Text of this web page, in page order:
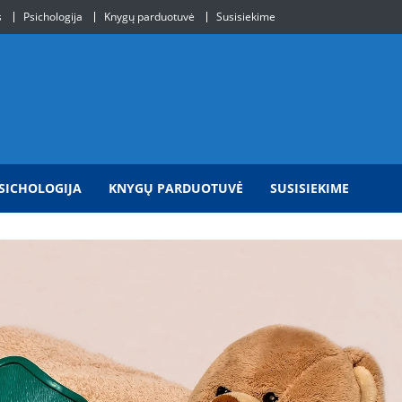
Psichologija Knygų parduotuvė Susisiekime
KNYGŲ PARDUOTUVĖ SUSISIEKIME